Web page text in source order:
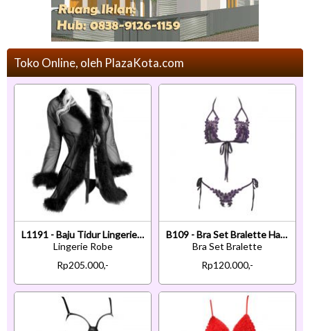
Toko Online, oleh PlazaKota.com
L1191 - Baju Tidur Lingerie Robe Kimono Dress Hitam Transparan Lengan Panjang Tepi Bulu
Lingerie Robe
Rp205.000,-
B109 - Bra Set Bralette Halter Ungu Celana Dalam Crotchless Ikat Samping
Bra Set Bralette
Rp120.000,-